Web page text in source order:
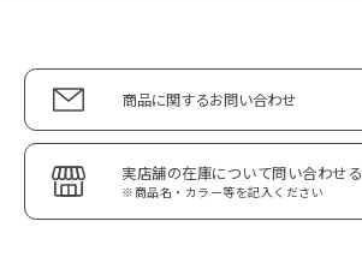
商品に関するお問い合わせ
実店舗の在庫について問い合わせる
※商品名・カラー等を記入ください